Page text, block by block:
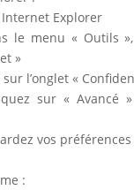
Explorer
« Outils »,
»
l’onglet «
« Avancé »
vos préférences
: